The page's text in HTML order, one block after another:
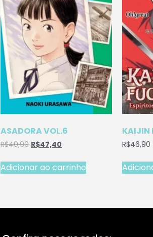
ASADORA VOL.6
R$49,90 R$47,40
Adicionar ao carrinho
KAIJIN
R$46,90